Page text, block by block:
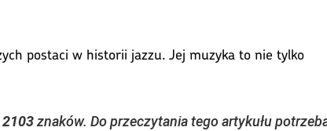
postaci w historii jazzu. Jej muzyka to nie tylko
2103znaków. Do przeczytania tego artykułu